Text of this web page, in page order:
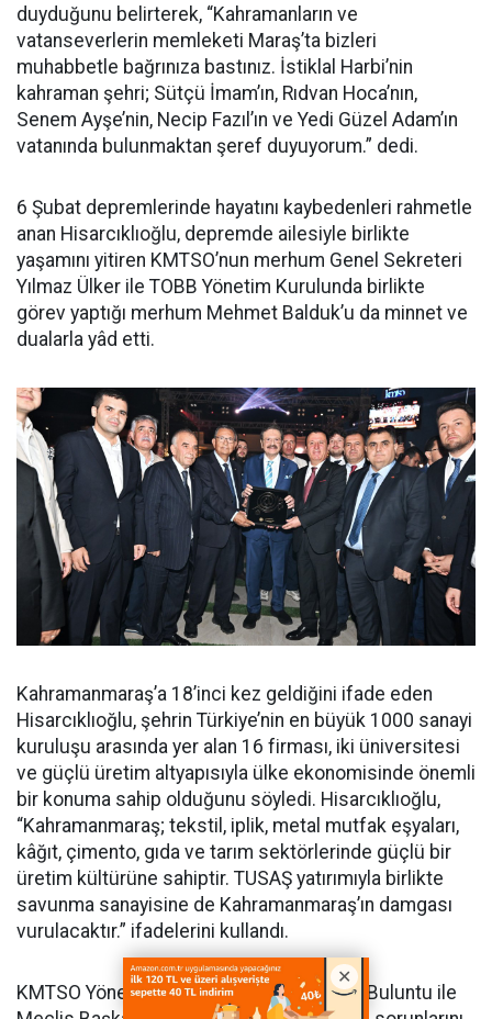
duyduğunu belirterek, “Kahramanların ve
vatanseverlerin memleketi Maraş’ta bizleri
muhabbetle bağrınıza bastınız. İstiklal Harbi’nin
kahraman şehri; Sütçü İmam’ın, Rıdvan Hoca’nın,
Senem Ayşe’nin, Necip Fazıl’ın ve Yedi Güzel Adam’ın
vatanında bulunmaktan şeref duyuyorum.” dedi.
6 Şubat depremlerinde hayatını kaybedenleri rahmetle
anan Hisarcıklıoğlu, depremde ailesiyle birlikte
yaşamını yitiren KMTSO’nun merhum Genel Sekreteri
Yılmaz Ülker ile TOBB Yönetim Kurulunda birlikte
görev yaptığı merhum Mehmet Balduk’u da minnet ve
dualarla yâd etti.
Kahramanmaraş’a 18’inci kez geldiğini ifade eden
Hisarcıklıoğlu, şehrin Türkiye’nin en büyük 1000 sanayi
kuruluşu arasında yer alan 16 firması, iki üniversitesi
ve güçlü üretim altyapısıyla ülke ekonomisinde önemli
bir konuma sahip olduğunu söyledi. Hisarcıklıoğlu,
“Kahramanmaraş; tekstil, iplik, metal mutfak eşyaları,
kâğıt, çimento, gıda ve tarım sektörlerinde güçlü bir
üretim kültürüne sahiptir. TUSAŞ yatırımıyla birlikte
savunma sanayisine de Kahramanmaraş’ın damgası
vurulacaktır.” ifadelerini kullandı.
KMTSO Yönetim Kurulu Başkanı Mustafa Buluntu ile